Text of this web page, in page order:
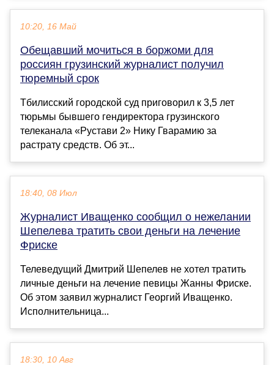
10:20, 16 Май
Обещавший мочиться в боржоми для
россиян грузинский журналист получил
тюремный срок
Тбилисский городской суд приговорил к 3,5 лет
тюрьмы бывшего гендиректора грузинского
телеканала «Рустави 2» Нику Гварамию за
растрату средств. Об эт...
18:40, 08 Июл
Журналист Иващенко сообщил о нежелании
Шепелева тратить свои деньги на лечение
Фриске
Телеведущий Дмитрий Шепелев не хотел тратить
личные деньги на лечение певицы Жанны Фриске.
Об этом заявил журналист Георгий Иващенко.
Исполнительница...
18:30, 10 Авг